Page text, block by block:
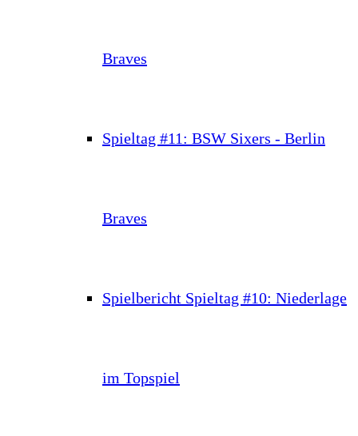
Braves
Spieltag #11: BSW Sixers - Berlin
Braves
Spielbericht Spieltag #10: Niederlage
im Topspiel